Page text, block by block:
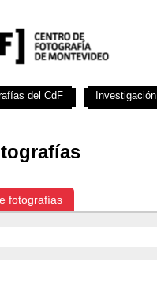
fotografías
del CdF Investigación